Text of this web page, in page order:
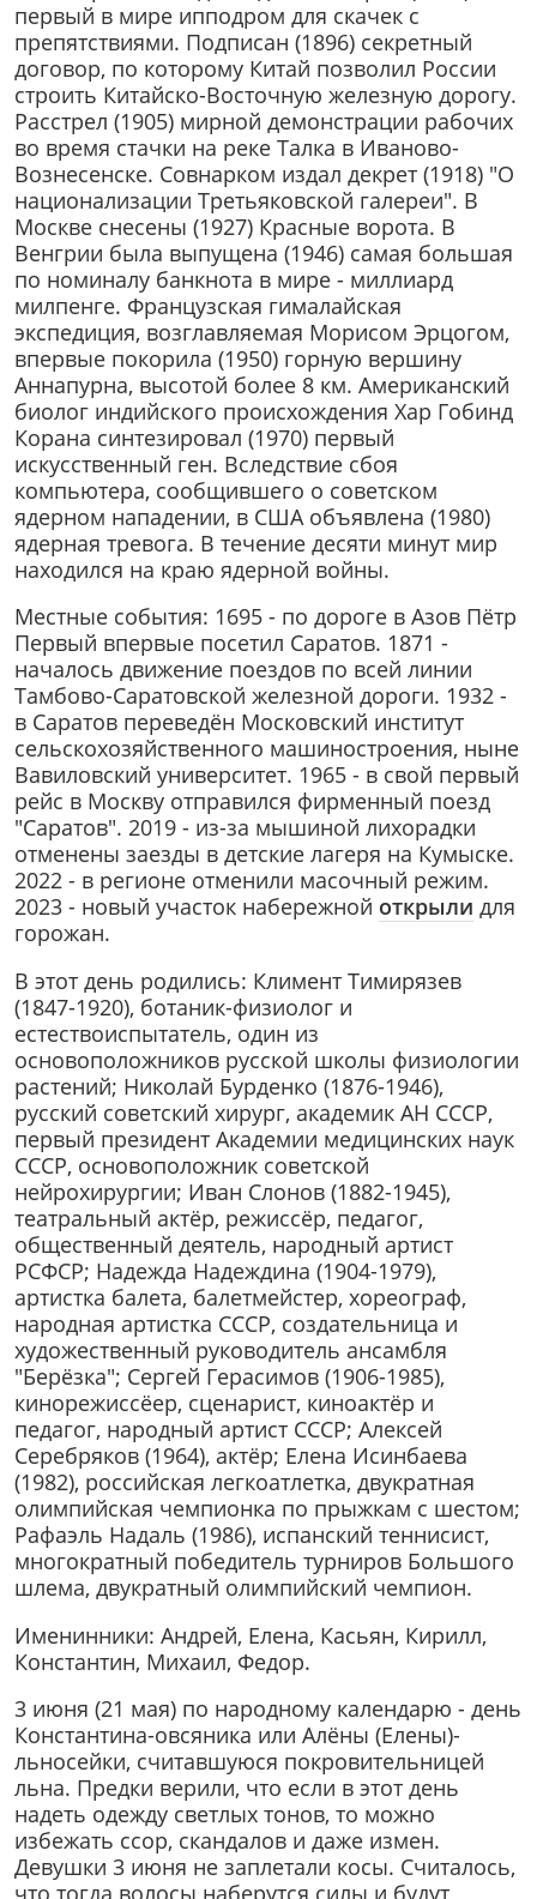
первый в мире ипподром для скачек с
препятствиями. Подписан (1896) секретный
договор, по которому Китай позволил России
строить Китайско-Восточную железную дорогу.
Расстрел (1905) мирной демонстрации рабочих
во время стачки на реке Талка в Иваново-
Вознесенске. Совнарком издал декрет (1918) "О
национализации Третьяковской галереи". В
Москве снесены (1927) Красные ворота. В
Венгрии была выпущена (1946) самая большая
по номиналу банкнота в мире - миллиард
милпенге. Французская гималайская
экспедиция, возглавляемая Морисом Эрцогом,
впервые покорила (1950) горную вершину
Аннапурна, высотой более 8 км. Американский
биолог индийского происхождения Хар Гобинд
Корана синтезировал (1970) первый
искусственный ген. Вследствие сбоя
компьютера, сообщившего о советском
ядерном нападении, в США объявлена (1980)
ядерная тревога. В течение десяти минут мир
находился на краю ядерной войны.
Местные события: 1695 - по дороге в Азов Пётр
Первый впервые посетил Саратов. 1871 -
началось движение поездов по всей линии
Тамбово-Саратовской железной дороги. 1932 -
в Саратов переведён Московский институт
сельскохозяйственного машиностроения, ныне
Вавиловский университет. 1965 - в свой первый
рейс в Москву отправился фирменный поезд
"Саратов". 2019 - из-за мышиной лихорадки
отменены заезды в детские лагеря на Кумыске.
2022 - в регионе отменили масочный режим.
2023 - новый участок набережной открыли для
горожан.
В этот день родились: Климент Тимирязев
(1847-1920), ботаник-физиолог и
естествоиспытатель, один из
основоположников русской школы физиологии
растений; Николай Бурденко (1876-1946),
русский советский хирург, академик АН СССР,
первый президент Академии медицинских наук
СССР, основоположник советской
нейрохирургии; Иван Слонов (1882-1945),
театральный актёр, режиссёр, педагог,
общественный деятель, народный артист
РСФСР; Надежда Надеждина (1904-1979),
артистка балета, балетмейстер, хореограф,
народная артистка СССР, создательница и
художественный руководитель ансамбля
"Берёзка"; Сергей Герасимов (1906-1985),
кинорежиссёер, сценарист, киноактёр и
педагог, народный артист СССР; Алексей
Серебряков (1964), актёр; Елена Исинбаева
(1982), российская легкоатлетка, двукратная
олимпийская чемпионка по прыжкам с шестом;
Рафаэль Надаль (1986), испанский теннисист,
многократный победитель турниров Большого
шлема, двукратный олимпийский чемпион.
Именинники: Андрей, Елена, Касьян, Кирилл,
Константин, Михаил, Федор.
3 июня (21 мая) по народному календарю - день
Константина-овсяника или Алёны (Елены)-
льносейки, считавшуюся покровительницей
льна. Предки верили, что если в этот день
надеть одежду светлых тонов, то можно
избежать ссор, скандалов и даже измен.
Девушки 3 июня не заплетали косы. Считалось,
что тогда волосы наберутся силы и будут